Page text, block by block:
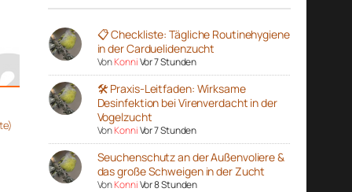
📋 Checkliste: Tägliche Routinehygiene
in der Carduelidenzucht
VonKonniVor 7 Stunden
🛠️ Praxis-Leitfaden: Wirksame
Desinfektion bei Virenverdacht in der
Vogelzucht
VonKonniVor 7 Stunden
Seuchenschutz an der Außenvoliere &
das große Schweigen in der Zucht
VonKonniVor 8 Stunden